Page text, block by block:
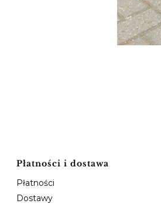
Płatności i dostawa
Płatności
Dostawy